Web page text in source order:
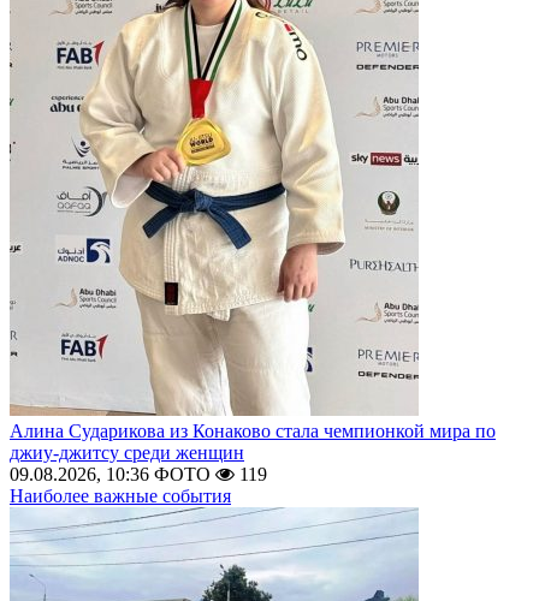
Алина Сударикова из Конаково стала чемпионкой мира по
джиу-джитсу среди женщин
09.08.2026, 10:36 ФОТО
119
Наиболее важные события